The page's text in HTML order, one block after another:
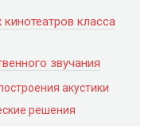
класса
звучания
акустики
решения